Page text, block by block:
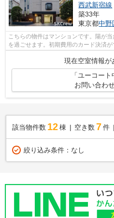
西武新宿線
築33年
東京都中野
こちらの物件はマンションです。陽が
を過ごせます。初期費用のカード決済
現在空室情報が
「ユーコー
お問い合わ
該当物件数 12棟 空き数 7 件
絞り込み条件： なし